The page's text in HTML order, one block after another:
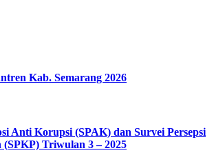
Kab. Semarang 2026
Anti Korupsi (SPAK) dan Survei Persepsi
(SPKP) Triwulan 3 – 2025